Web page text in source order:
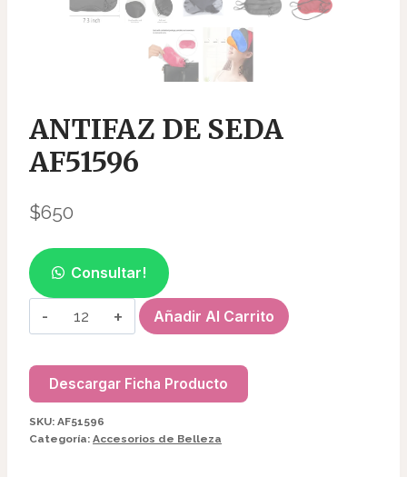
ANTIFAZ DE SEDA
AF51596
$650
Consultar!
ANTIFAZ
DE
AF51596
cantidad
Añadir Al Carrito
Descargar Ficha Producto
SKU: AF51596
Categoría: Accesorios de Belleza